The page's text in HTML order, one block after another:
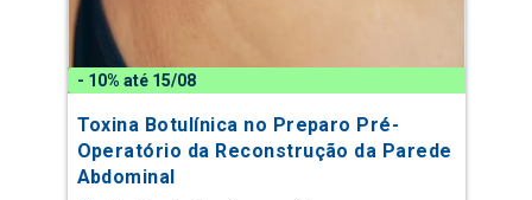
- 10% até 15/08
Toxina Botulínica no Preparo Pré-
Operatório da Reconstrução da Parede
Abdominal